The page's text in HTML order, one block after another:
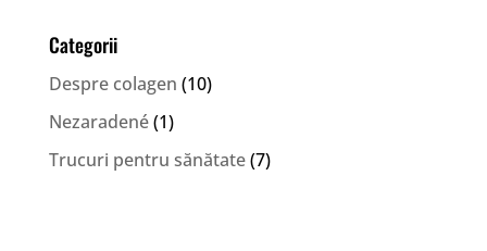
Categorii
Despre colagen (10)
Nezaradené(1)
Trucuri pentru sănătate(7)